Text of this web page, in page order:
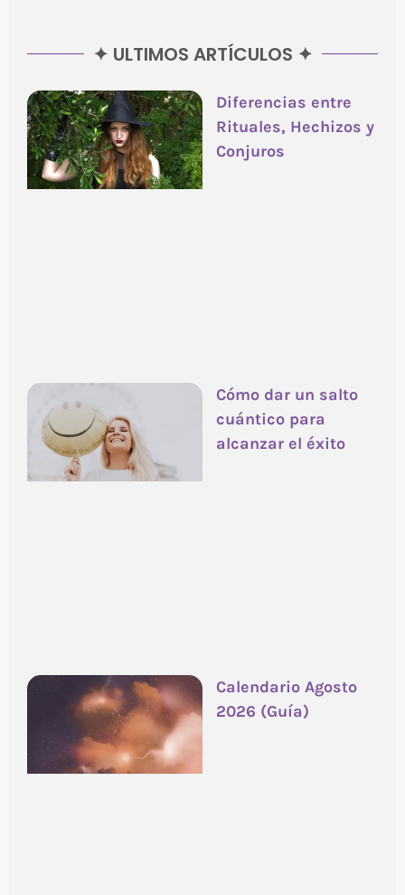
✦ ULTIMOS ARTÍCULOS ✦
Diferencias entre
Rituales, Hechizos y
Conjuros
Cómo dar un salto
cuántico para
alcanzar el éxito
Calendario Agosto
2026 (Guía)